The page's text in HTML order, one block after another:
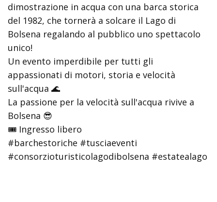
dimostrazione in acqua con una barca storica
del 1982, che tornerà a solcare il Lago di
Bolsena regalando al pubblico uno spettacolo
unico!
Un evento imperdibile per tutti gli
appassionati di motori, storia e velocità
sull'acqua 🌊
La passione per la velocità sull'acqua rivive a
Bolsena 😎
🎟️ Ingresso libero
#barchestoriche #tusciaeventi
#consorzioturisticolagodibolsena #estatealago